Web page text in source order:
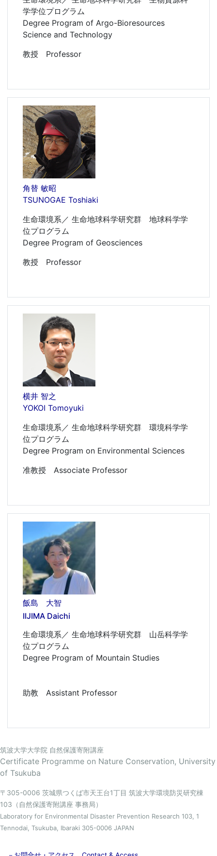
学学位プログラム
Degree Program of Argo-Bioresources
Science and Technology
教授 Professor
角替 敏昭
TSUNOGAE Toshiaki
生命環境系／ 生命地球科学研究群 地球科学学
位プログラム
Degree Program of Geosciences
教授 Professor
横井 智之
YOKOI Tomoyuki
生命環境系／ 生命地球科学研究群 環境科学学
位プログラム
Degree Program on Environmental Sciences
准教授 Associate Professor
飯島 大智
IIJIMA Daichi
生命環境系／ 生命地球科学研究群 山岳科学学
位プログラム
Degree Program of Mountain Studies
助教 Assistant Professor
筑波大学大学院 自然保護寄附講座
Certificate Programme on Nature Conservation, University
of Tsukuba
〒305-0006 茨城県つくば市天王台1丁目 筑波大学環境防災研究棟
103（自然保護寄附講座 事務局）
Laboratory for Environmental Disaster Prevention Research 103, 1
Tennodai, Tsukuba, Ibaraki 305-0006 JAPAN